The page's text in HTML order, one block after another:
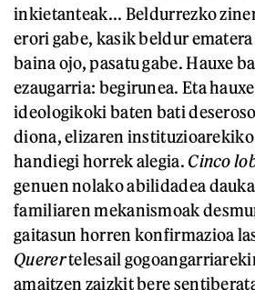
inkietanteak... Beldurrezko
erori gabe, kasik beldur
baina ojo, pasatu gabe. Hauxe
ezaugarria: begirunea. Eta
ideologikoki baten bati
diona, elizaren
handiegi horrek alegia. Cinco
genuen nolako abilidadea
familiaren mekanismoak
gaitasun horren konfirmazioa
Querertelesail
amaitzen zaizkit bere